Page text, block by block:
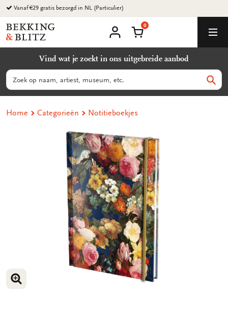
Ga
naar
content
Vanaf €29 gratis bezorgd in NL (Particulier)
Bekking
&
B.V.
account
Winkelmand
0
Vind wat je zoekt in ons uitgebreide aanbod
Zoeken
Home Categorieën Notitieboekjes
VERGROOT AFBEELDING